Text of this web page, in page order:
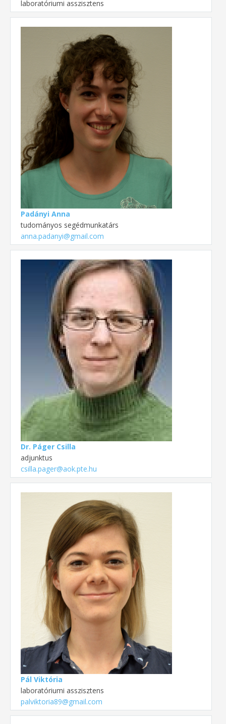
laboratóriumi asszisztens
Padányi Anna
tudományos segédmunkatárs
anna.padanyi@gmail.com
Dr. Páger Csilla
adjunktus
csilla.pager@aok.pte.hu
Pál Viktória
laboratóriumi asszisztens
palviktoria89@gmail.com